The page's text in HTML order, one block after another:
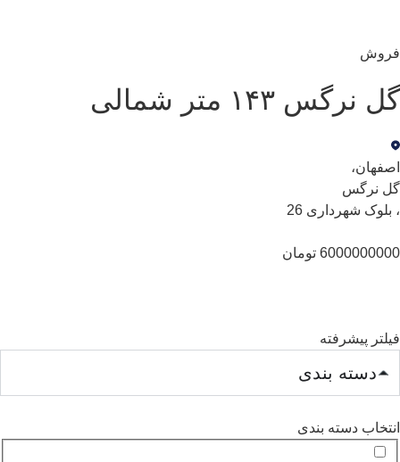
فروش
گل نرگس ۱۴۳ متر شمالی
اصفهان،
گل نرگس
، بلوک شهرداری 26
6000000000 تومان
فیلتر پیشرفته
دسته بندی
انتخاب دسته بندی